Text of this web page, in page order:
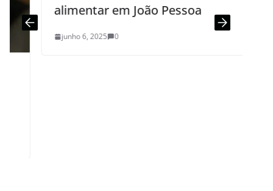
alimentar em João Pessoa
junho 6, 2025 0